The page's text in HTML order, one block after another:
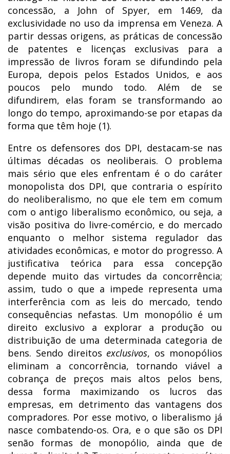
concessão, a John of Spyer, em 1469, da
exclusividade no uso da imprensa em Veneza. A
partir dessas origens, as práticas de concessão
de patentes e licenças exclusivas para a
impressão de livros foram se difundindo pela
Europa, depois pelos Estados Unidos, e aos
poucos pelo mundo todo. Além de se
difundirem, elas foram se transformando ao
longo do tempo, aproximando-se por etapas da
forma que têm hoje (1).
Entre os defensores dos DPI, destacam-se nas
últimas décadas os neoliberais. O problema
mais sério que eles enfrentam é o do caráter
monopolista dos DPI, que contraria o espírito
do neoliberalismo, no que ele tem em comum
com o antigo liberalismo econômico, ou seja, a
visão positiva do livre-comércio, e do mercado
enquanto o melhor sistema regulador das
atividades econômicas, e motor do progresso. A
justificativa teórica para essa concepção
depende muito das virtudes da concorrência;
assim, tudo o que a impede representa uma
interferência com as leis do mercado, tendo
consequências nefastas. Um monopólio é um
direito exclusivo a explorar a produção ou
distribuição de uma determinada categoria de
bens. Sendo direitos exclusivos, os monopólios
eliminam a concorrência, tornando viável a
cobrança de preços mais altos pelos bens,
dessa forma maximizando os lucros das
empresas, em detrimento das vantagens dos
compradores. Por esse motivo, o liberalismo já
nasce combatendo-os. Ora, e o que são os DPI
senão formas de monopólio, ainda que de